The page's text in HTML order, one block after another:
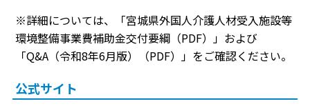
※詳細については、「宮城県外国人介護人材受入施設等
環境整備事業費補助金交付要綱（PDF）」および
「Q&A（令和8年6月版）（PDF）」をご確認ください。
公式サイト